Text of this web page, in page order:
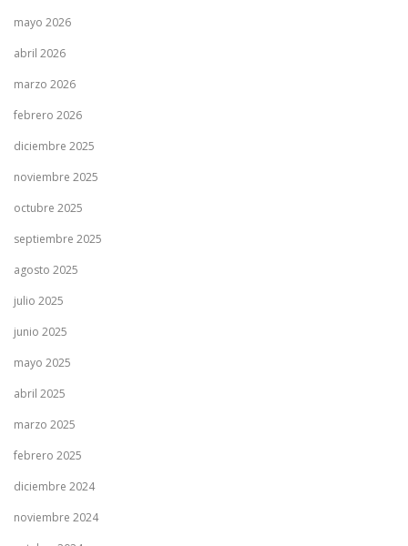
mayo 2026
abril 2026
marzo 2026
febrero 2026
diciembre 2025
noviembre 2025
octubre 2025
septiembre 2025
agosto 2025
julio 2025
junio 2025
mayo 2025
abril 2025
marzo 2025
febrero 2025
diciembre 2024
noviembre 2024